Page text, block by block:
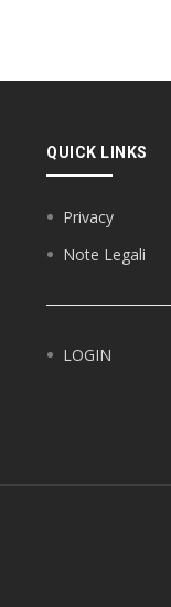
QUICK LINKS
Privacy
Note Legali
LOGIN